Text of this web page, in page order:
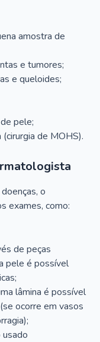
amostra de
e tumores;
e queloides;
pele;
de MOHS).
o
exames, como:
de peças
pele é possível
lâmina é possível
ocorre em vasos